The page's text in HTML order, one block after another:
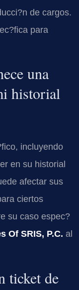
de cargos.
para
una
historial
incluyendo
en su historial
afectar sus
ciertos
su caso espec?
Of SRIS, P.C. al
ticket de